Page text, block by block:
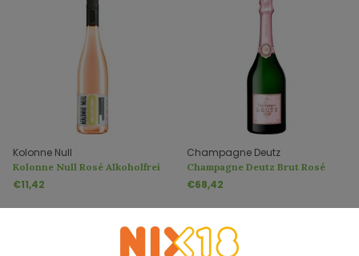
Kolonne Null
Kolonne Null Rosé Alkoholfrei
€11,42
Champagne Deutz
Champagne Deutz Brut Rosé
€68,42